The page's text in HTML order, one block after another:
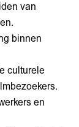
van
binnen
culturele
en